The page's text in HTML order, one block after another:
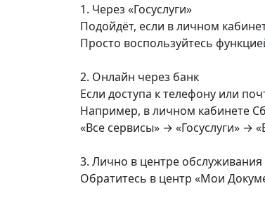
1. Через «Госуслуги»
Подойдёт, если в личном
Просто воспользуйтесь
2. Онлайн через банк
Если доступа к телефону или
Например, в личном кабинете
«Все сервисы» → «Госуслуги» →
3. Лично в центре обслуживания
Обратитесь в центр «Мои